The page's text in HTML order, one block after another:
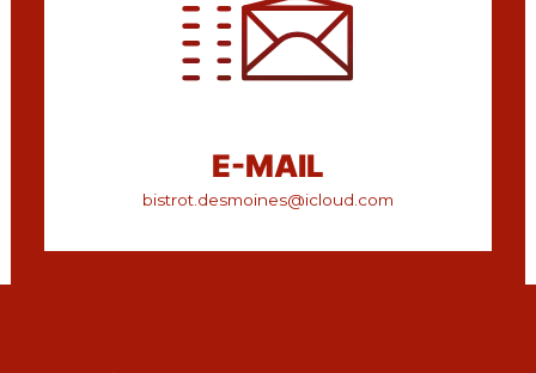
E-MAIL
bistrot.desmoines@icloud.com